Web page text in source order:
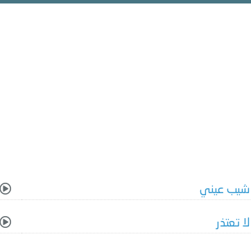
شيب عيني
لا تعتذر